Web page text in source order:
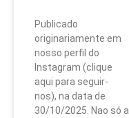
Publicado
originariamente em
nosso perfil do
Instagram (clique
aqui para seguir-
nos), na data de
30/10/2025. Nao só a